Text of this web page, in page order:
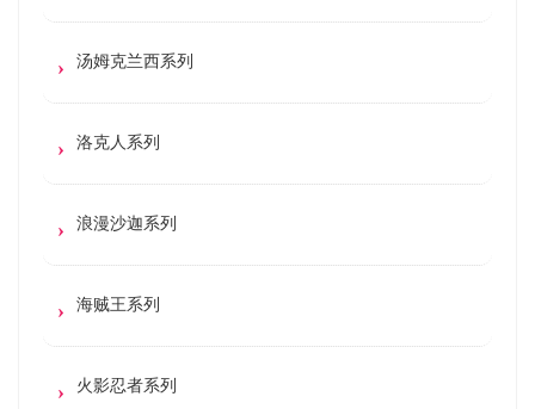
汤姆克兰西系列
洛克人系列
浪漫沙迦系列
海贼王系列
火影忍者系列